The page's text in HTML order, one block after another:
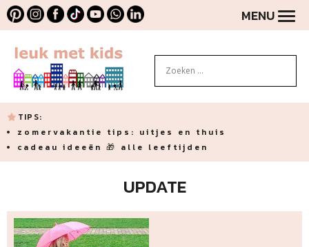
MENU
TIPS:
zomervakantie tips: uitjes en thuis
cadeau ideeën 🎁 alle leeftijden
UPDATE